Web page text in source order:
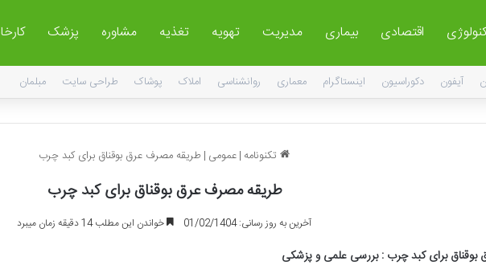
اقتصادی بیماری مدیریت تهویه تغذیه مشاوره پزشک
آیفون دکوراسیون اینستاگرام معماری روانشناسی املاک پوشاک طراحی سایت مبلمان
تکنونامه |عمومی | طریقه مصرف عرق بوقناق برای کبد چرب
طریقه مصرف عرق بوقناق برای کبد چرب
آخرین به روز رسانی: 01/02/1404 خواندن این مطلب 14 دقیقه زمان میبرد
برای کبد چرب : بررسی علمی و پزشکی